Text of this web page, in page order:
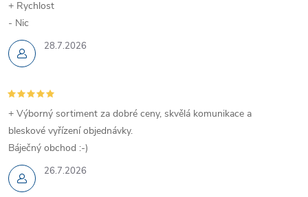
28.7.2026
+ Rychlost
- Nic
26.7.2026
+ Výborný sortiment za dobré ceny, skvělá komunikace a
bleskové vyřízení objednávky.
Báječný obchod :-)